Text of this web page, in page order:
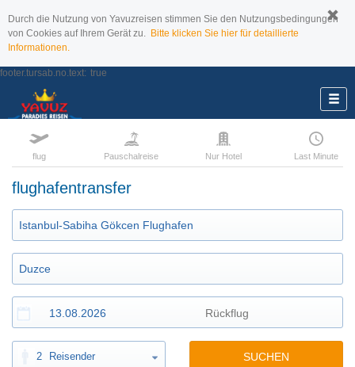
Durch die Nutzung von Yavuzreisen stimmen Sie den Nutzungsbedingungen
von Cookies auf Ihrem Gerät zu. Bitte klicken Sie hier für detaillierte
Informationen.
footer.tursab.no.text: true
flug Pauschalreise Nur Hotel Last Minute
flughafentransfer
2 Reisender SUCHEN